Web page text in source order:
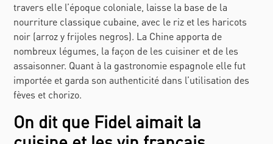
travers elle l’époque coloniale, laisse la base de la
nourriture classique cubaine, avec le riz et les haricots
noir (arroz y frijoles negros). La Chine apporta de
nombreux légumes, la façon de les cuisiner et de les
assaisonner. Quant à la gastronomie espagnole elle fut
importée et garda son authenticité dans l’utilisation des
fèves et chorizo.
On dit que Fidel aimait la